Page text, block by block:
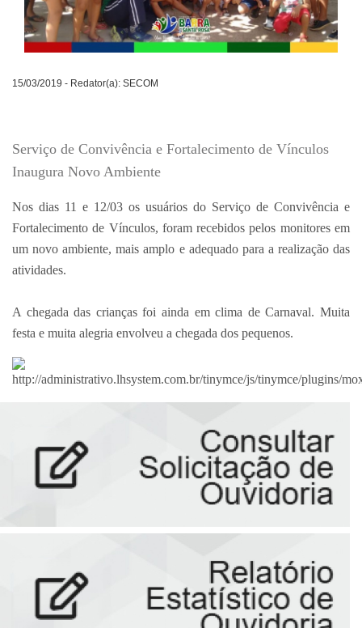
15/03/2019 - Redator(a): SECOM
Serviço de Convivência e Fortalecimento de Vínculos
Inaugura Novo Ambiente
Nos dias 11 e 12/03 os usuários do Serviço de Convivência e
Fortalecimento de Vínculos, foram recebidos pelos monitores em
um novo ambiente, mais amplo e adequado para a realização das
atividades.
A chegada das crianças foi ainda em clima de Carnaval. Muita
festa e muita alegria envolveu a chegada dos pequenos.